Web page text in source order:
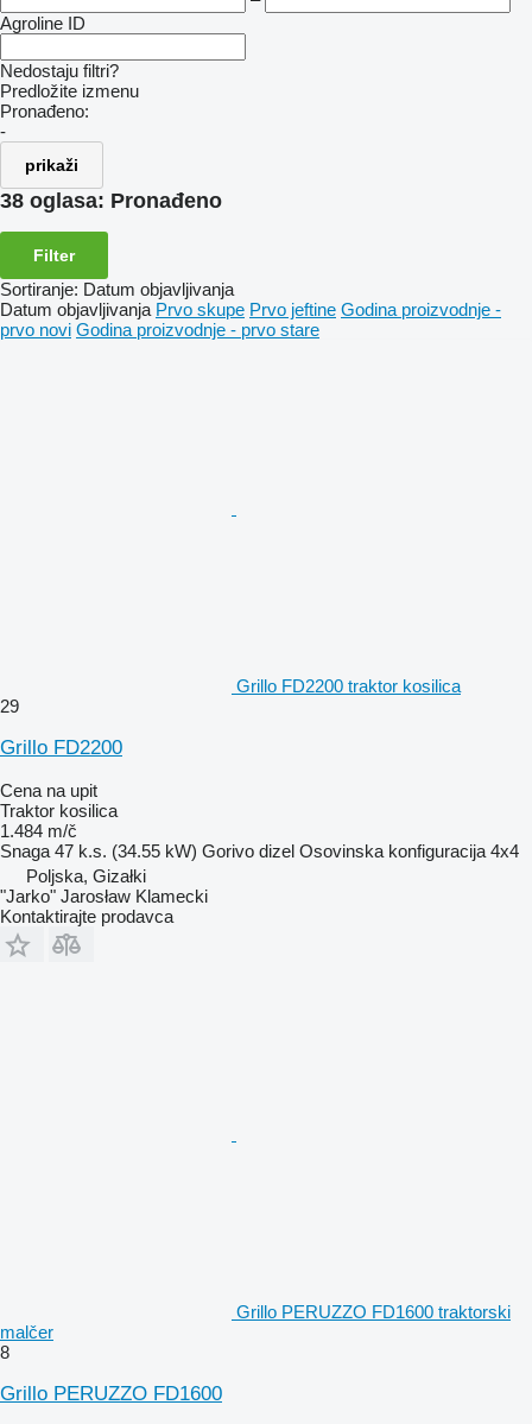
Agroline ID
Nedostaju filtri?
Predložite izmenu
Pronađeno:
-
prikaži
38 oglasa: Pronađeno
Filter
Sortiranje: Datum objavljivanja
Datum objavljivanja Prvo skupe Prvo jeftine Godina proizvodnje -
prvo novi Godina proizvodnje - prvo stare
Grillo FD2200 traktor kosilica
29
Grillo FD2200
Cena na upit
Traktor kosilica
1.484 m/č
Snaga 47 k.s. (34.55 kW) Gorivo dizel Osovinska konfiguracija 4x4
Poljska, Gizałki
"Jarko" Jarosław Klamecki
Kontaktirajte prodavca
Grillo PERUZZO FD1600 traktorski
malčer
8
Grillo PERUZZO FD1600